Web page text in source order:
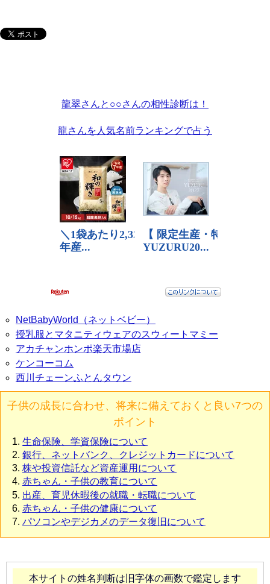
龍翠さんと○○さんの相性診断は！
龍さんを人気名前ランキングで占う
NetBabyWorld（ネットベビー）
授乳服とマタニティウェアのスウィートマミー
アカチャンホンポ楽天市場店
ケンコーコム
西川チェーンふとんタウン
子供の成長に合わせ、将来に備えておくと良い7つの
ポイント
生命保険、学資保険について
銀行、ネットバンク、クレジットカードについて
株や投資信託など資産運用について
赤ちゃん・子供の教育について
出産、育児休暇後の就職・転職について
赤ちゃん・子供の健康について
パソコンやデジカメのデータ復旧について
本サイトの姓名判断は旧字体の画数で鑑定します